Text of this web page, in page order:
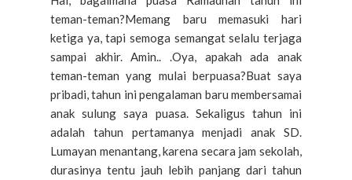
teman-teman?Memang baru memasuki hari
ketiga ya, tapi semoga semangat selalu terjaga
sampai akhir. Amin.. .Oya, apakah ada anak
teman-teman yang mulai berpuasa?Buat saya
pribadi, tahun ini pengalaman baru membersamai
anak sulung saya puasa. Sekaligus tahun ini
adalah tahun pertamanya menjadi anak SD.
Lumayan menantang, karena secara jam sekolah,
durasinya tentu jauh lebih panjang dari tahun